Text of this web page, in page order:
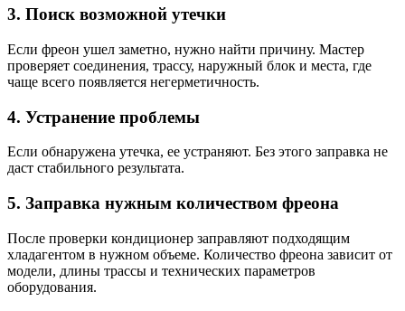
3. Поиск возможной утечки
Если фреон ушел заметно, нужно найти причину. Мастер
проверяет соединения, трассу, наружный блок и места, где
чаще всего появляется негерметичность.
4. Устранение проблемы
Если обнаружена утечка, ее устраняют. Без этого заправка не
даст стабильного результата.
5. Заправка нужным количеством фреона
После проверки кондиционер заправляют подходящим
хладагентом в нужном объеме. Количество фреона зависит от
модели, длины трассы и технических параметров
оборудования.